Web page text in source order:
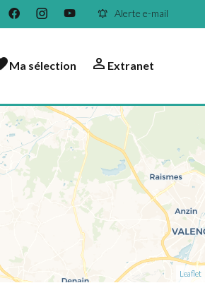
Alerte e-mail
Ma sélection Extranet
Leaflet